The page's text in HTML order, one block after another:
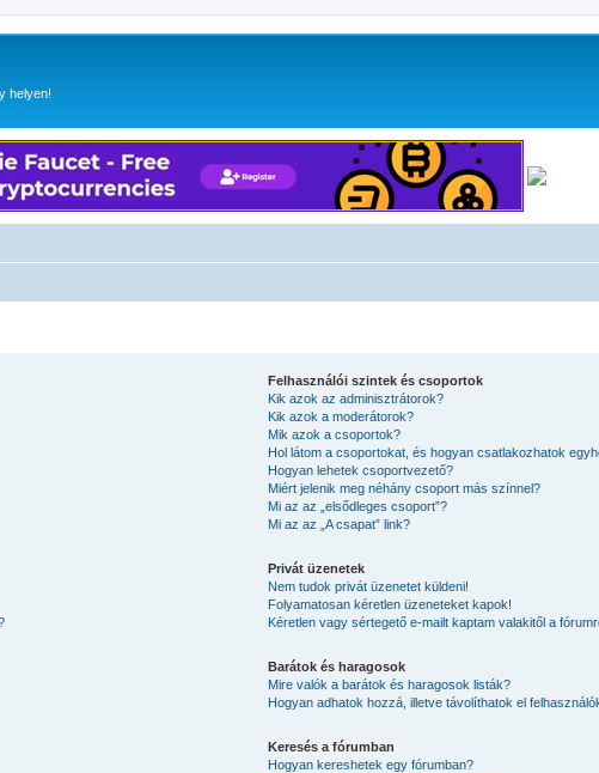
helyen!
Felhasználói szintek és csoportok
Kik azok az adminisztrátorok?
Kik azok a moderátorok?
Mik azok a csoportok?
Hol látom a csoportokat, és hogyan csatlakozhatok
Hogyan lehetek csoportvezető?
Miért jelenik meg néhány csoport más színnel?
Mi az az „elsődleges csoport”?
Mi az az „A csapat” link?
Privát üzenetek
Nem tudok privát üzenetet küldeni!
Folyamatosan kéretlen üzeneteket kapok!
Kéretlen vagy sértegető e-mailt kaptam valakitől a
Barátok és haragosok
Mire valók a barátok és haragosok listák?
Hogyan adhatok hozzá, illetve távolíthatok el
Keresés a fórumban
Hogyan kereshetek egy fórumban?